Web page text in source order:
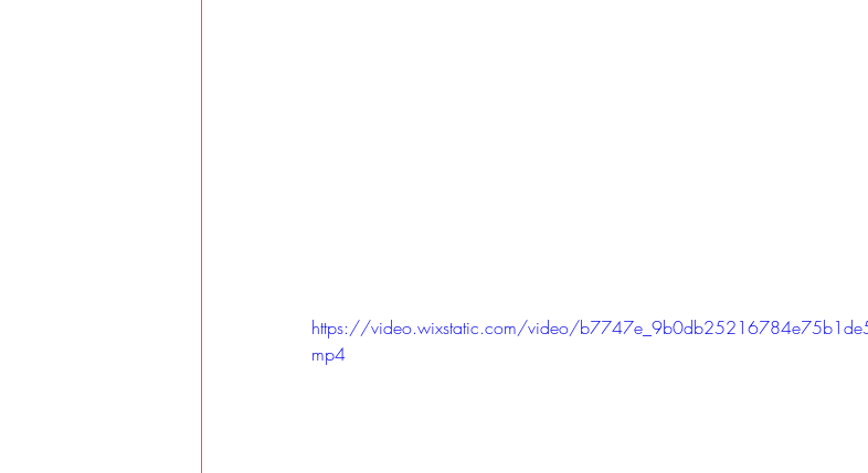
https://video.wixstatic.com/video/
mp4